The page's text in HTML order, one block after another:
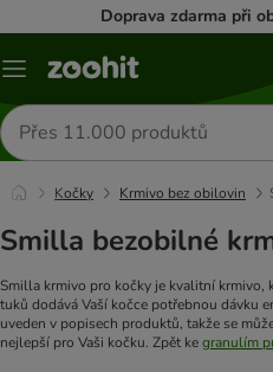
Doprava zdarma při
Menu
Hledat
produkty
Kočky Krmivo bez obilovin
Smilla bezobilné
Smilla krmivo pro kočky je kvalitní krmivo,
tuků dodává Vaší kočce potřebnou dávku
uveden v popisech produktů, takže se
nejlepší pro Vaši kočku. Zpět kegranulím